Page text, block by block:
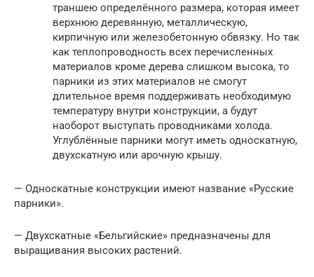
траншею определённого размера, которая имеет
верхнюю деревянную, металлическую,
кирпичную или железобетонную обвязку. Но так
как теплопроводность всех перечисленных
материалов кроме дерева слишком высока, то
парники из этих материалов не смогут
длительное время поддерживать необходимую
температуру внутри конструкции, а будут
наоборот выступать проводниками холода.
Углублённые парники могут иметь односкатную,
двухскатную или арочную крышу.
— Односкатные конструкции имеют название «Русские
парники».
— Двухскатные «Бельгийские» предназначены для
выращивания высоких растений.